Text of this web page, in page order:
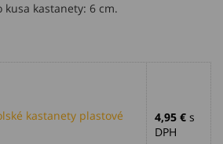
kastanety: 6 cm.
kastanety plastové 4,95 € s
DPH